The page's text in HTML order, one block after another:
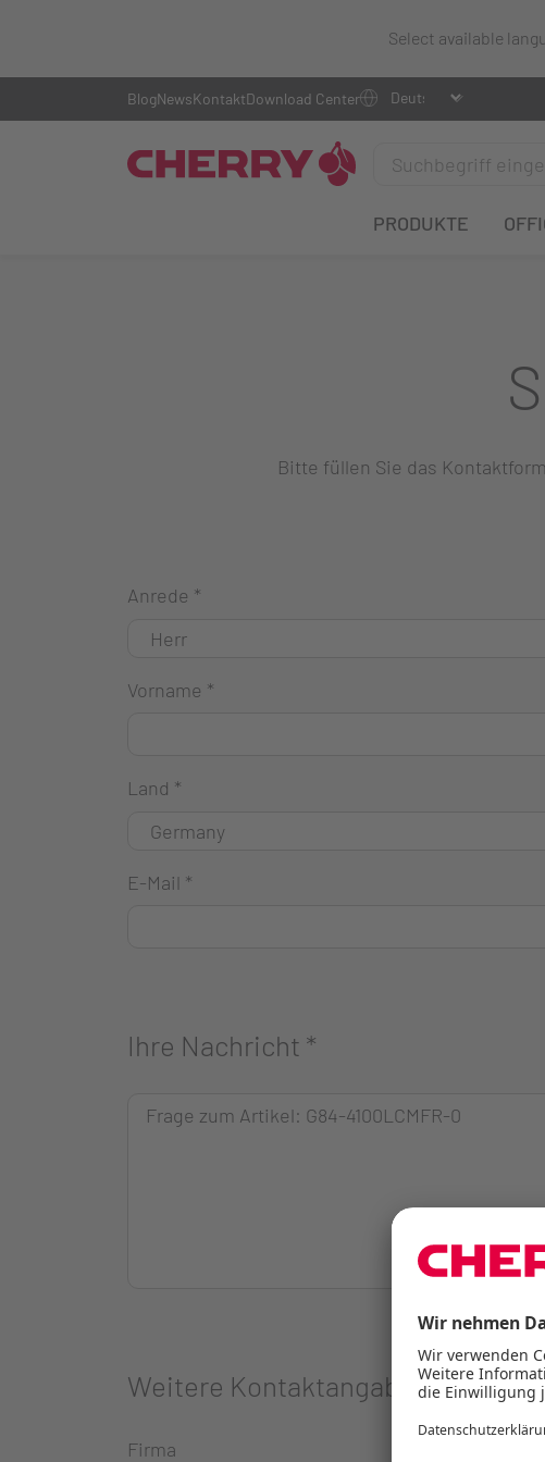
Select available
PRODUKTE
BlogNewsKontaktDownload Center
Bitte füllen Sie das
Anrede *
Vorname *
Land *
E-Mail *
Ihre Nachricht *
Weitere Kontaktangaben
Firma